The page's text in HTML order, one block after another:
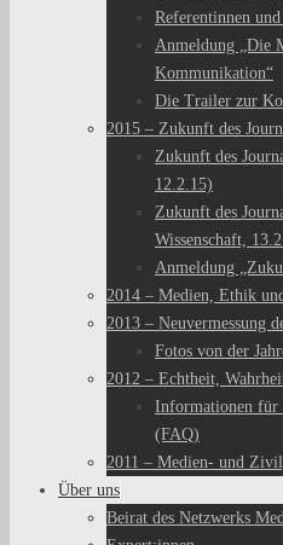
Referentinnen
Anmeldung „Die
Kommunikation“
Die Trailer zur
2015 – Zukunft des
Zukunft des
12.2.15)
Zukunft des
Wissenschaft,
Anmeldung
2014 – Medien, Ethik
2013 – Neuvermessung
Fotos von der
2012 – Echtheit,
Informationen für
(FAQ)
2011 – Medien- und
Über uns
Beirat des Netzwerks